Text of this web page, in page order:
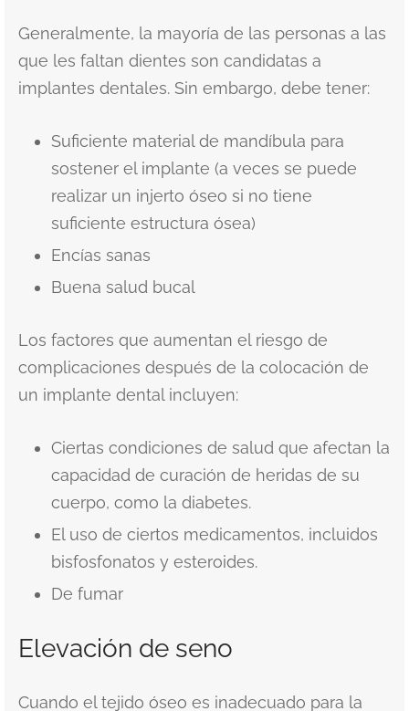
Generalmente, la mayoría de las personas a las
que les faltan dientes son candidatas a
implantes dentales. Sin embargo, debe tener:
Suficiente material de mandíbula para
sostener el implante (a veces se puede
realizar un injerto óseo si no tiene
suficiente estructura ósea)
Encías sanas
Buena salud bucal
Los factores que aumentan el riesgo de
complicaciones después de la colocación de
un implante dental incluyen:
Ciertas condiciones de salud que afectan la
capacidad de curación de heridas de su
cuerpo, como la diabetes.
El uso de ciertos medicamentos, incluidos
bisfosfonatos y esteroides.
De fumar
Elevación de seno
Cuando el tejido óseo es inadecuado para la